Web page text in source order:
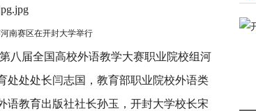
南赛区在开封大学举行
八届全国高校外语教学大赛职业院校组河
处处处长闫志国，教育部职业院校外语类
语教育出版社社长孙玉，开封大学校长宋